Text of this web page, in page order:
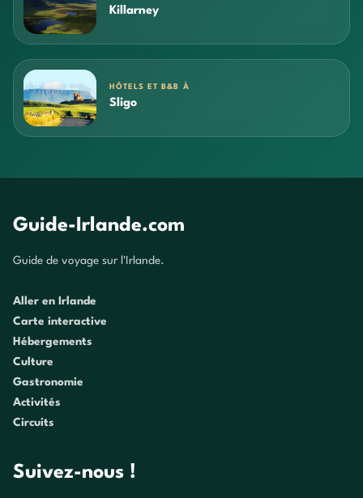
Killarney
HÔTELS ET B&B À
Sligo
Guide-Irlande.com
Guide de voyage sur l'Irlande.
Aller en Irlande
Carte interactive
Hébergements
Culture
Gastronomie
Activités
Circuits
Suivez-nous !